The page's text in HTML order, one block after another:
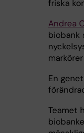
friska
Andrea
biobank
En
Teamet